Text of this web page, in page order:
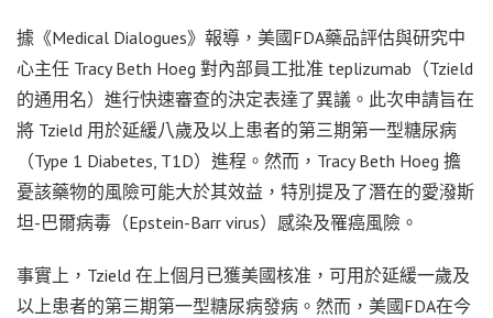
據《Medical Dialogues》報導，美國FDA藥品評估與研究中
心主任 Tracy Beth Hoeg 對內部員工批准 teplizumab（Tzield
的通用名）進行快速審查的決定表達了異議。此次申請旨在
將 Tzield 用於延緩八歲及以上患者的第三期第一型糖尿病
（Type 1 Diabetes, T1D）進程。然而，Tracy Beth Hoeg 擔
憂該藥物的風險可能大於其效益，特別提及了潛在的愛潑斯
坦-巴爾病毒（Epstein-Barr virus）感染及罹癌風險。
事實上，Tzield 在上個月已獲美國核准，可用於延緩一歲及
以上患者的第三期第一型糖尿病發病。然而，美國FDA在今